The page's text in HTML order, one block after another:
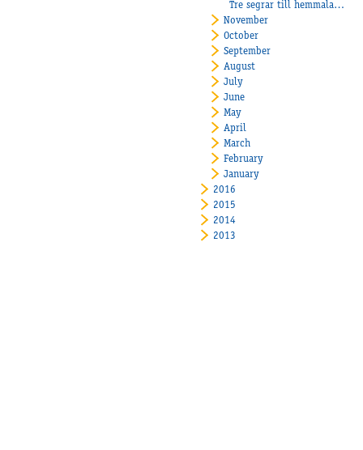
Tre segrar till hemmalaget under torsdagskvällen!
November
October
September
August
July
June
May
April
March
February
January
2016
2015
2014
2013